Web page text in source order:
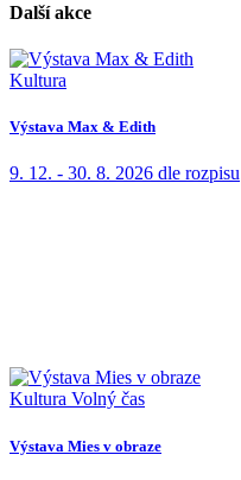
Další akce
Kultura
Výstava Max & Edith
9. 12. - 30. 8. 2026 dle rozpisu
Kultura Volný čas
Výstava Mies v obraze